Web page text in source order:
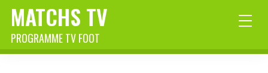
MATCHS TV
PROGRAMME TV FOOT